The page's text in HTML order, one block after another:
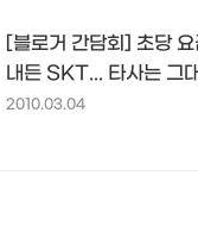
[블로거 간담회] 초당
내든 SKT... 타사는 그
2010.03.04